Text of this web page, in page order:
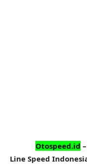
Otospeed.id –
Line Speed